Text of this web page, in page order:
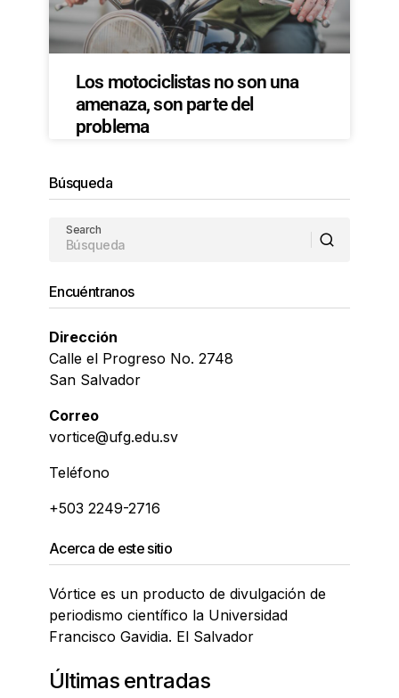
Los motociclistas no son una
amenaza, son parte del
problema
Búsqueda
Search
Encuéntranos
Dirección
Calle el Progreso No. 2748
San Salvador
Correo
vortice@ufg.edu.sv
Teléfono
+503 2249-2716
Acerca de este sitio
Vórtice es un producto de divulgación de
periodismo científico la Universidad
Francisco Gavidia. El Salvador
Últimas entradas